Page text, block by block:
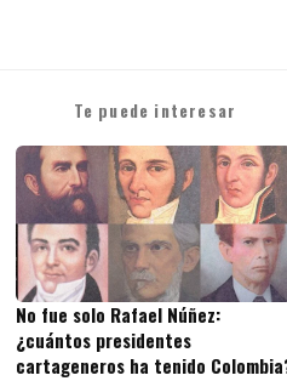
Te puede interesar
No fue solo Rafael Núñez:
¿cuántos presidentes
cartageneros ha tenido